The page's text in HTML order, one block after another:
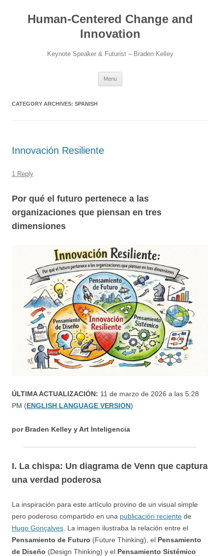
contentHuman-Centered Change and
Innovation
Keynote Speaker & Futurist – Braden Kelley
Menu
CATEGORY ARCHIVES: SPANISH
Innovación Resiliente
1 Reply
Por qué el futuro pertenece a las
organizaciones que piensan en tres
dimensiones
ÚLTIMA ACTUALIZACIÓN: 11 de marzo de 2026 a las 5:28
PM (ENGLISH LANGUAGE VERSION)
por Braden Kelley y Art Inteligencia
I. La chispa: Un diagrama de Venn que captura
una verdad poderosa
La inspiración para este artículo provino de un visual simple
pero poderoso compartido en una publicación reciente de
Hugo Gonçalves . La imagen ilustraba la relación entre el
Pensamiento de Futuro (Future Thinking), el Pensamiento
de Diseño (Design Thinking) y el Pensamiento Sistémico